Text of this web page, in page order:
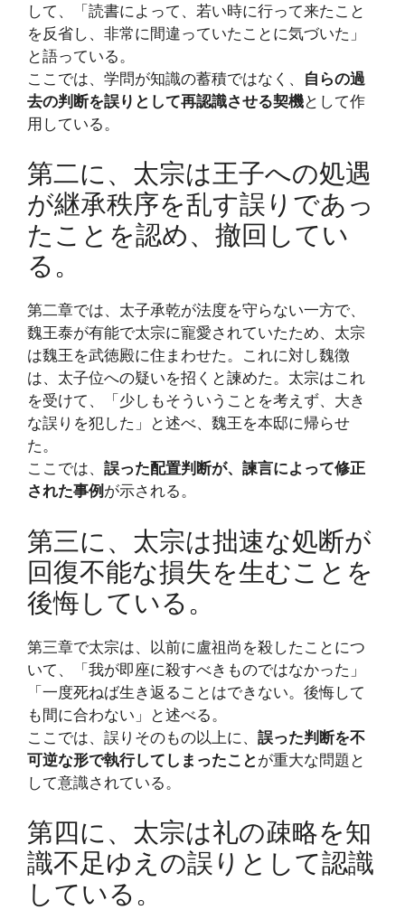
して、「読書によって、若い時に行って来たこと
を反省し、非常に間違っていたことに気づいた」
と語っている。
ここでは、学問が知識の蓄積ではなく、 自らの過
去の判断を誤りとして再認識させる契機として作
用している。
第二に、太宗は王子への処遇
が継承秩序を乱す誤りであっ
たことを認め、撤回してい
る。
第二章では、太子承乾が法度を守らない一方で、
魏王泰が有能で太宗に寵愛されていたため、太宗
は魏王を武徳殿に住まわせた。これに対し魏徴
は、太子位への疑いを招くと諫めた。太宗はこれ
を受けて、「少しもそういうことを考えず、大き
な誤りを犯した」と述べ、魏王を本邸に帰らせ
た。
ここでは、 誤った配置判断が、諫言によって修正
された事例 が示される。
第三に、太宗は拙速な処断が
回復不能な損失を生むことを
後悔している。
第三章で太宗は、以前に盧祖尚を殺したことにつ
いて、「我が即座に殺すべきものではなかった」
「一度死ねば生き返ることはできない。後悔して
も間に合わない」と述べる。
ここでは、誤りそのもの以上に、 誤った判断を不
可逆な形で執行してしまったこと が重大な問題と
して意識されている。
第四に、太宗は礼の疎略を知
識不足ゆえの誤りとして認識
している。